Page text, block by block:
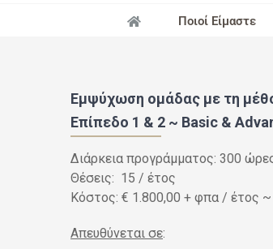
Ποιοί Είμαστε
Εμψύχωση ομάδας με τη
Επίπεδο 1 & 2 ~ Basic &
Διάρκεια προγράμματος: 300
Θέσεις: 15 / έτος
Κόστος: € 1.800,00 + φπα / έτος
Απευθύνεται σε: